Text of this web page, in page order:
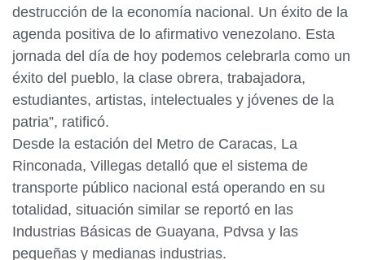
destrucción de la economía nacional. Un éxito de la
agenda positiva de lo afirmativo venezolano. Esta
jornada del día de hoy podemos celebrarla como un
éxito del pueblo, la clase obrera, trabajadora,
estudiantes, artistas, intelectuales y jóvenes de la
patria”, ratificó.
Desde la estación del Metro de Caracas, La
Rinconada, Villegas detalló que el sistema de
transporte público nacional está operando en su
totalidad, situación similar se reportó en las
Industrias Básicas de Guayana, Pdvsa y las
pequeñas y medianas industrias.